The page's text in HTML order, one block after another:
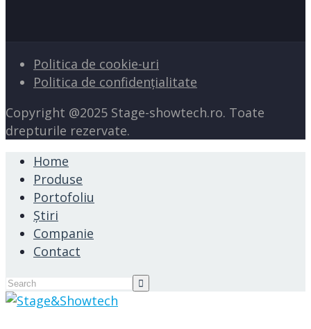
Politica de cookie-uri
Politica de confidențialitate
Copyright @2025 Stage-showtech.ro. Toate
drepturile rezervate.
Home
Produse
Portofoliu
Știri
Companie
Contact